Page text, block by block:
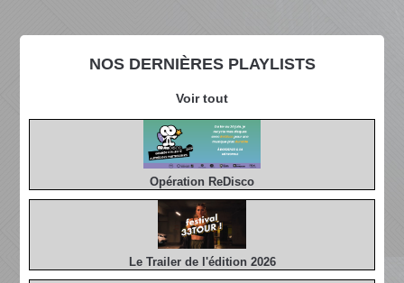
NOS DERNIÈRES PLAYLISTS
Voir tout
Opération ReDisco
Le Trailer de l'édition 2026